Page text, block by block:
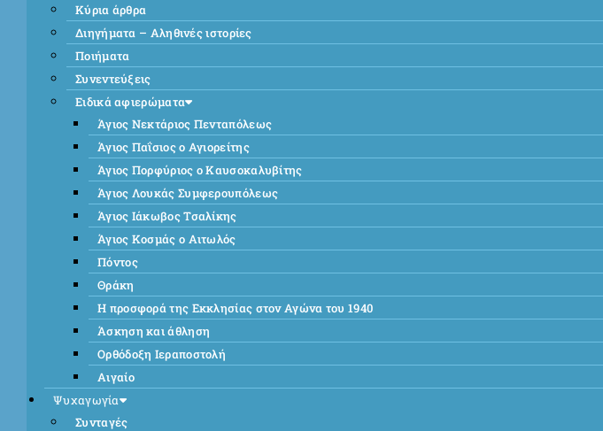
Κύρια άρθρα
Διηγήματα – Αληθινές ιστορίες
Ποιήματα
Συνεντεύξεις
Ειδικά αφιερώματα
Άγιος Νεκτάριος Πενταπόλεως
Άγιος Παΐσιος ο Αγιορείτης
Άγιος Πορφύριος ο Καυσοκαλυβίτης
Άγιος Λουκάς Συμφερουπόλεως
Άγιος Ιάκωβος Τσαλίκης
Άγιος Κοσμάς ο Αιτωλός
Πόντος
Θράκη
Η προσφορά της Εκκλησίας στον Αγώνα του 1940
Άσκηση και άθληση
Ορθόδοξη Ιεραποστολή
Αιγαίο
Ψυχαγωγία
Συνταγές